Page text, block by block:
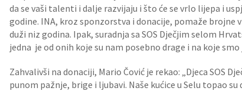
da se vaši talenti i dalje razvijaju i što će se vrlo lijepa i
godine. INA, kroz sponzorstva i donacije, pomaže
duži niz godina. Ipak, suradnja sa SOS Dječjim selom
jedna je od onih koje su nam posebno drage i na koje
Zahvalivši na donaciji, Mario Čović je rekao: „Djeca SOS
punom pažnje, brige i ljubavi. Naše kućice u Selu topao